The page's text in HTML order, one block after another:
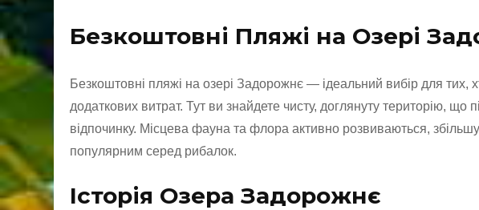
Безкоштовні Пляжі на Озері
Безкоштовні пляжі на озері Задорожнє — ідеальний вибір для
додаткових витрат. Тут ви знайдете чисту, доглянуту територію, що
відпочинку. Місцева фауна та флора активно розвиваються,
популярним серед рибалок.
Історія Озера Задорожнє